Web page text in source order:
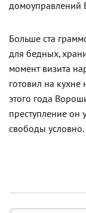
домоуправлений
Больше ста
для бедных,
момент визита
готовил на
этого года
преступление он
свободы условно.